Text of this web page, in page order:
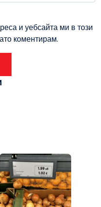
и уебсайта ми в този
коментирам.